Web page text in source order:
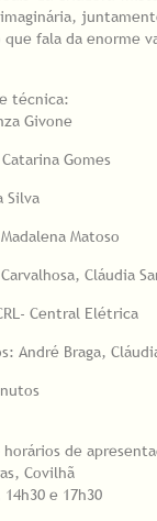
que fala da enorme
técnica:
Givone
Gomes
Silva
Matoso
Cláudia
Central Elétrica
André Braga,
horários de
Covilhã
e 17h30